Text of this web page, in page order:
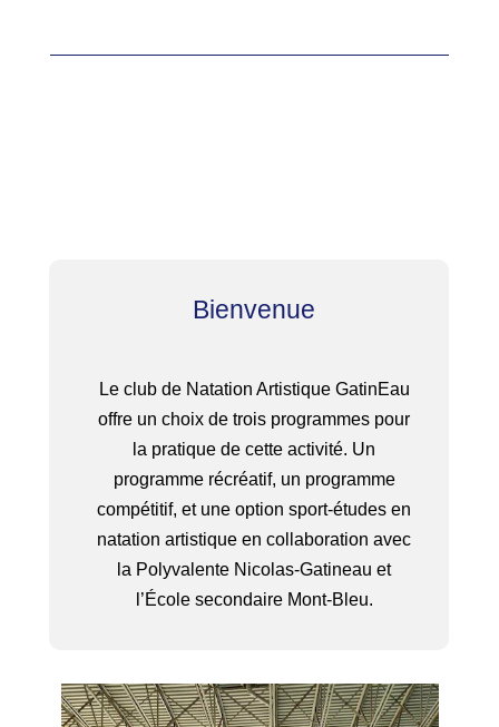
Bienvenue
Le club de Natation Artistique GatinEau
offre un choix de trois programmes pour
la pratique de cette activité. Un
programme récréatif, un programme
compétitif, et une option sport-études en
natation artistique en collaboration avec
la Polyvalente Nicolas-Gatineau et
l’École secondaire Mont-Bleu.